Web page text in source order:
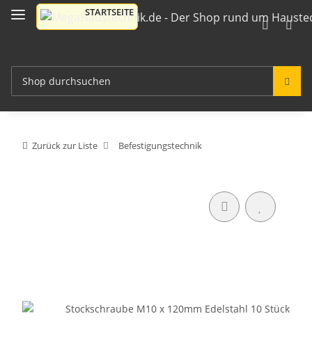
Zurück zur Liste Befestigungstechnik